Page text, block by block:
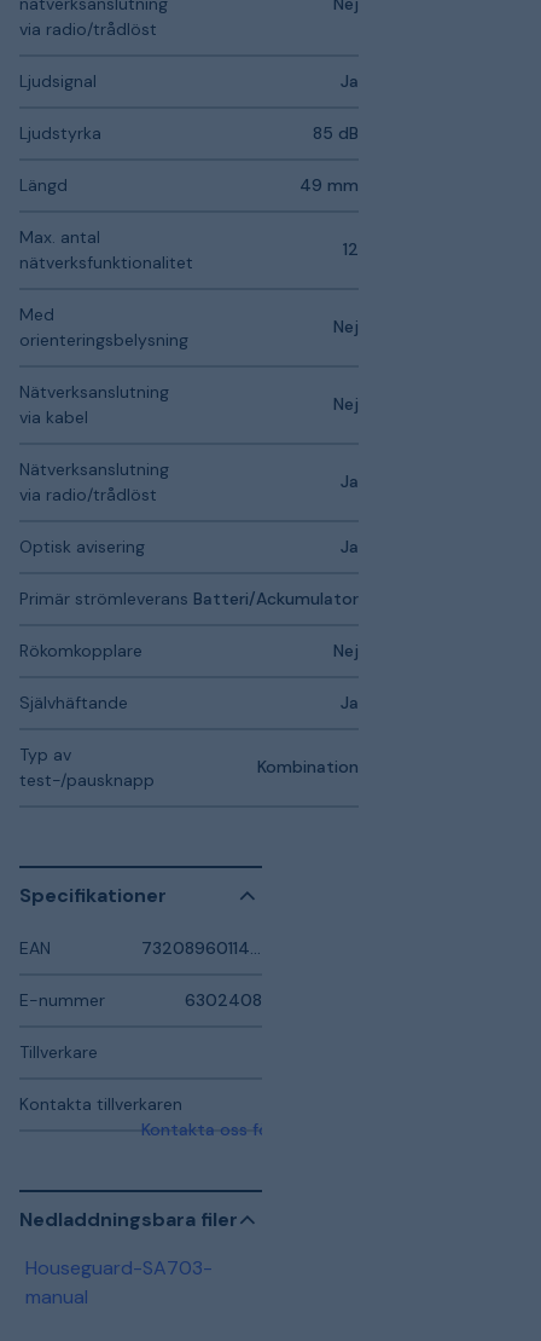
via radio/trådlöst
Ljudsignal Ja
Ljudstyrka 85 dB
Längd 49 mm
Max. antal
nätverksfunktionalitet
12
Med
orienteringsbelysning
Nej
Nätverksanslutning
via kabel
Nej
Nätverksanslutning
via radio/trådlöst
Ja
Optisk avisering Ja
Primär strömleverans Batteri/Ackumulator
Rökomkopplare Nej
Självhäftande Ja
Typ av
test-/pausknapp
Kombination
Specifikationer
EAN
E-nummer 6302408
Tillverkare
Kontakta tillverkaren
Kontakta oss för mer information
Nedladdningsbara filer
Houseguard-SA703-
manual